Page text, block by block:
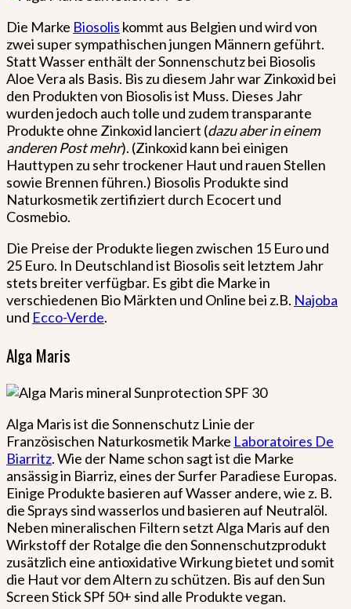
Die Marke Biosolis kommt aus Belgien und wird von
zwei super sympathischen jungen Männern geführt.
Statt Wasser enthält der Sonnenschutz bei Biosolis
Aloe Vera als Basis. Bis zu diesem Jahr war Zinkoxid bei
den Produkten von Biosolis ist Muss. Dieses Jahr
wurden jedoch auch tolle und zudem transparante
Produkte ohne Zinkoxid lanciert (dazu aber in einem
anderen Post mehr). (Zinkoxid kann bei einigen
Hauttypen zu sehr trockener Haut und rauen Stellen
sowie Brennen führen.) Biosolis Produkte sind
Naturkosmetik zertifiziert durch Ecocert und
Cosmebio.
Die Preise der Produkte liegen zwischen 15 Euro und
25 Euro. In Deutschland ist Biosolis seit letztem Jahr
stets breiter verfügbar. Es gibt die Marke in
verschiedenen Bio Märkten und Online bei z.B. Najoba
und Ecco-Verde.
Alga Maris
Alga Maris ist die Sonnenschutz Linie der
Französischen Naturkosmetik Marke Laboratoires De
Biarritz. Wie der Name schon sagt ist die Marke
ansässig in Biarriz, eines der Surfer Paradiese Europas.
Einige Produkte basieren auf Wasser andere, wie z. B.
die Sprays sind wasserlos und basieren auf Neutralöl.
Neben mineralischen Filtern setzt Alga Maris auf den
Wirkstoff der Rotalge die den Sonnenschutzprodukt
zusätzlich eine antioxidative Wirkung bietet und somit
die Haut vor dem Altern zu schützen. Bis auf den Sun
Screen Stick SPf 50+ sind alle Produkte vegan.